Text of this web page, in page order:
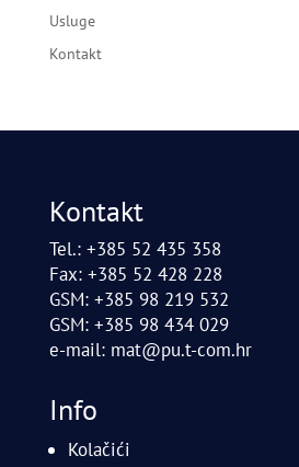
Usluge
Kontakt
Kontakt
Tel.: +385 52 435 358
Fax: +385 52 428 228
GSM: +385 98 219 532
GSM: +385 98 434 029
e-mail: mat@pu.t-com.hr
Info
Kolačići